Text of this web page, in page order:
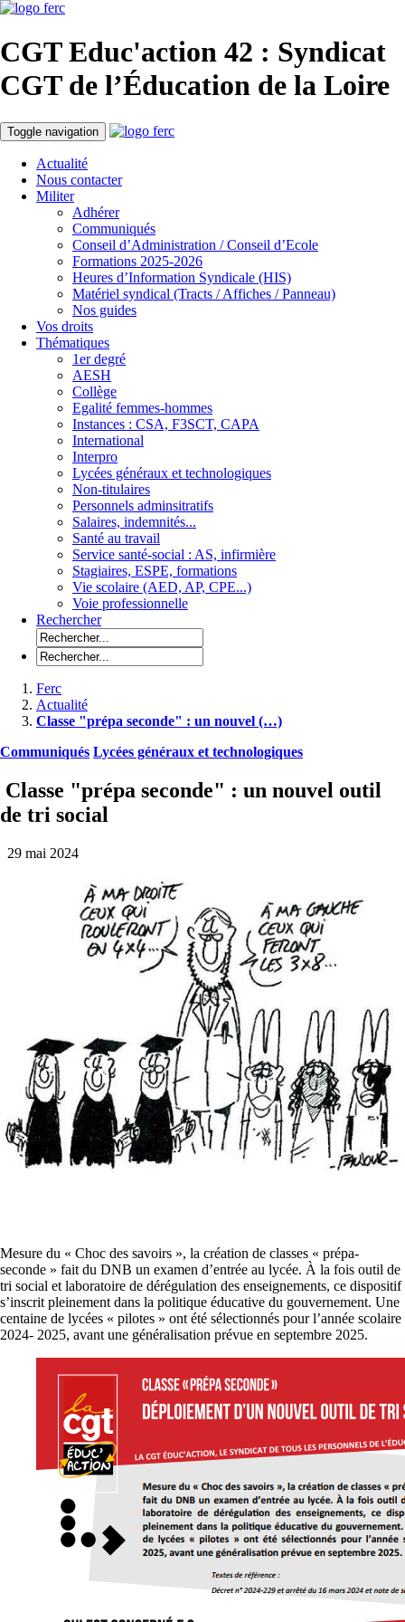
CGT Educ'action 42 : Syndicat
CGT de l’Éducation de la Loire
Toggle navigation
Actualité
Nous contacter
Militer
Adhérer
Communiqués
Conseil d’Administration / Conseil d’Ecole
Formations 2025-2026
Heures d’Information Syndicale (HIS)
Matériel syndical (Tracts / Affiches / Panneau)
Nos guides
Vos droits
Thématiques
1er degré
AESH
Collège
Egalité femmes-hommes
Instances : CSA, F3SCT, CAPA
International
Interpro
Lycées généraux et technologiques
Non-titulaires
Personnels adminsitratifs
Salaires, indemnités...
Santé au travail
Service santé-social : AS, infirmière
Stagiaires, ESPE, formations
Vie scolaire (AED, AP, CPE...)
Voie professionnelle
Rechercher
Ferc
Actualité
Classe "prépa seconde" : un nouvel (…)
Communiqués Lycées généraux et technologiques
Classe "prépa seconde" : un nouvel outil
de tri social
29 mai 2024
Mesure du « Choc des savoirs », la création de classes « prépa-
seconde » fait du DNB un examen d’entrée au lycée. À la fois outil de
tri social et laboratoire de dérégulation des enseignements, ce dispositif
s’inscrit pleinement dans la politique éducative du gouvernement. Une
centaine de lycées « pilotes » ont été sélectionnés pour l’année scolaire
2024- 2025, avant une généralisation prévue en septembre 2025.